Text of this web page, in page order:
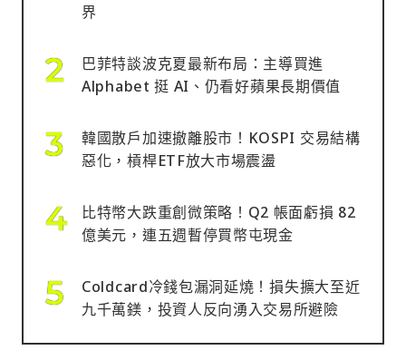
界
巴菲特談波克夏最新布局：主導買進
Alphabet 挺 AI、仍看好蘋果長期價值
韓國散戶加速撤離股市！KOSPI 交易結構
惡化，槓桿ETF放大市場震盪
比特幣大跌重創微策略！Q2 帳面虧損 82
億美元，連五週暫停買幣屯現金
Coldcard冷錢包漏洞延燒！損失擴大至近
九千萬鎂，投資人反向湧入交易所避險